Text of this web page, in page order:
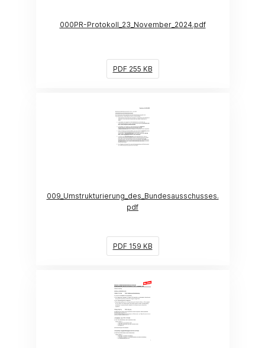
000PR-Protokoll_23_November_2024.pdf
PDF 255 KB
009_Umstrukturierung_des_Bundesausschusses.
pdf
(Link öffnet ein neues Fenster)
PDF 159 KB
(Link öffnet ein neues Fenster)